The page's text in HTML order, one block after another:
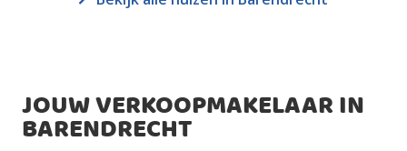
JOUW VERKOOPMAKELAAR IN
BARENDRECHT